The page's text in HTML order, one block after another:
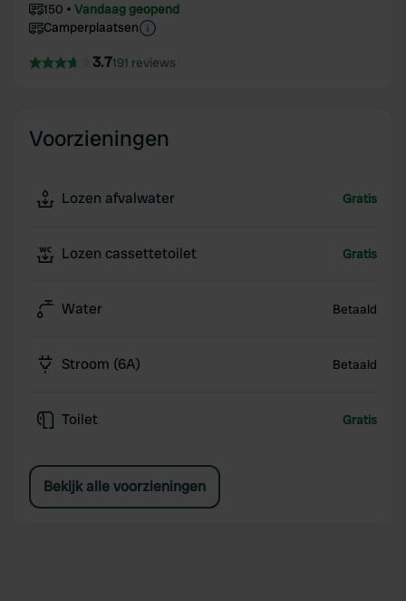
150
Vandaag geopend
Camperplaatsen
3.7191 reviews
Voorzieningen
Lozen afvalwater Gratis
Lozen cassettetoilet Gratis
Water Betaald
Stroom (6A) Betaald
Toilet Gratis
Bekijk alle voorzieningen